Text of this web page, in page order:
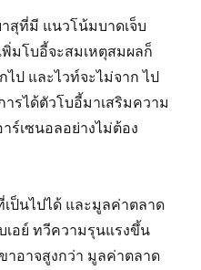
สุที่มี แนวโน้มบาดเจ็บ
มโบอี้จะสมเหตุสมผลก็
ป และไวท์จะไม่จาก ไป
รได้ตัวโบอี้มาเสริมความ
ร์เซนอลอย่างไม่ต้อง
ป็นไปได้ และมูลค่าตลาด
เอย์ ทวีความรุนแรงขึ้น
าอาจสูงกว่า มูลค่าตลาด